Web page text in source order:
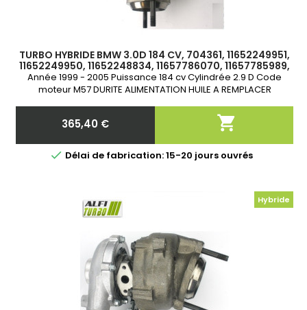
TURBO HYBRIDE BMW 3.0D 184 CV, 704361, 11652249951,
11652249950, 11652248834, 11657786070, 11657785989,
11652414339
Année 1999 - 2005 Puissance 184 cv Cylindrée 2.9 D Code
moteur M57 DURITE ALIMENTATION HUILE A REMPLACER
Prix
365,40 € 
 Délai de fabrication: 15-20 jours ouvrés
Hybride